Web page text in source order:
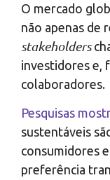
O mercado
não apenas de
stakeholders
investidores e,
colaboradores.
Pesquisas
sustentáveis
consumidores
preferência